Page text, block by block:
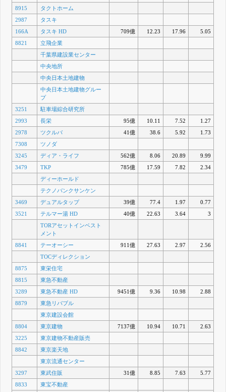
8915
タクトホーム
2987
タスキ
166A
タスキ HD 709億 12.23 17.96
5.05
8821
立飛企業
千葉県建設業センター
中央地所
中央日本土地建物
中央日本土地建物グルー
プ
3251
駐車場綜合研究所
2993
長栄 95億 10.11 7.52
1.27
2978
ツクルバ 41億 38.6 5.92
1.73
7308
ツノダ
3245
ディア・ライフ 562億 8.06 20.89
9.99
3479
TKP 785億 17.59 7.82
2.34
ディーホールド
テクノバンクサンケン
3469
デュアルタップ 39億 77.4 1.97
0.77
3521
テルマー湯 HD 40億 22.63 3.64
3
TORアセットインベスト
メント
8841
テーオーシー 911億 27.63 2.97
2.56
TOCディレクション
8875
東栄住宅
8815
東急不動産
3289
東急不動産 HD 9451億 9.36 10.98
2.88
8879
東急リバブル
東京建設会館
8804
東京建物 7137億 10.94 10.71
2.63
3225
東京建物不動産販売
8842
東京楽天地
東京流通センター
3297
東武住販 31億 8.85 7.63
5.77
8833
東宝不動産